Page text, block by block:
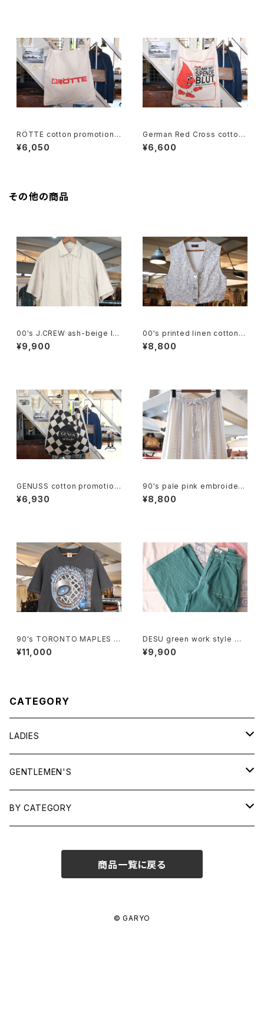
RÖTTE cotton promotional
shoulder Bag
¥6,050
German Red Cross cotton
promotional shoulder Bag
¥6,600
その他の商品
00's J.CREW ash-beige lin
en Shirt
¥9,900
00's printed linen cotton s
hort Vest
¥8,800
GENUSS cotton promotion
al shoulder Bag
¥6,930
90's pale pink embroidere
d rayon easy Skirt
¥8,800
90's TORONTO MAPLES L
EAFS black cotton Tee "M
ade in CANADA"
¥11,000
DESU green work style wi
de leg Pants
¥9,900
CATEGORY
LADIES
TOPS
SHIRTS
OUTERWEAR
GENTLEMEN'S
TOPS
BY CATEGORY
商品一覧に戻る
© GARYO